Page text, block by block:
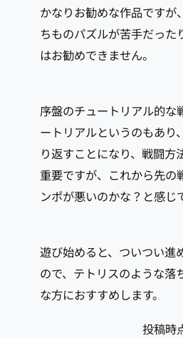
かなりお勧めな作品ですが
ちものパズルが苦手だった
はお勧めできません。
序盤のチュートリアル的な
ートリアルというのもあり
り返すことになり、戦闘方
重要ですが、これから先の
ンポが悪いのかな？と感じ
遊び始めると、ついつい進
ので、テトリスのような落
な方におすすめします。
投稿時